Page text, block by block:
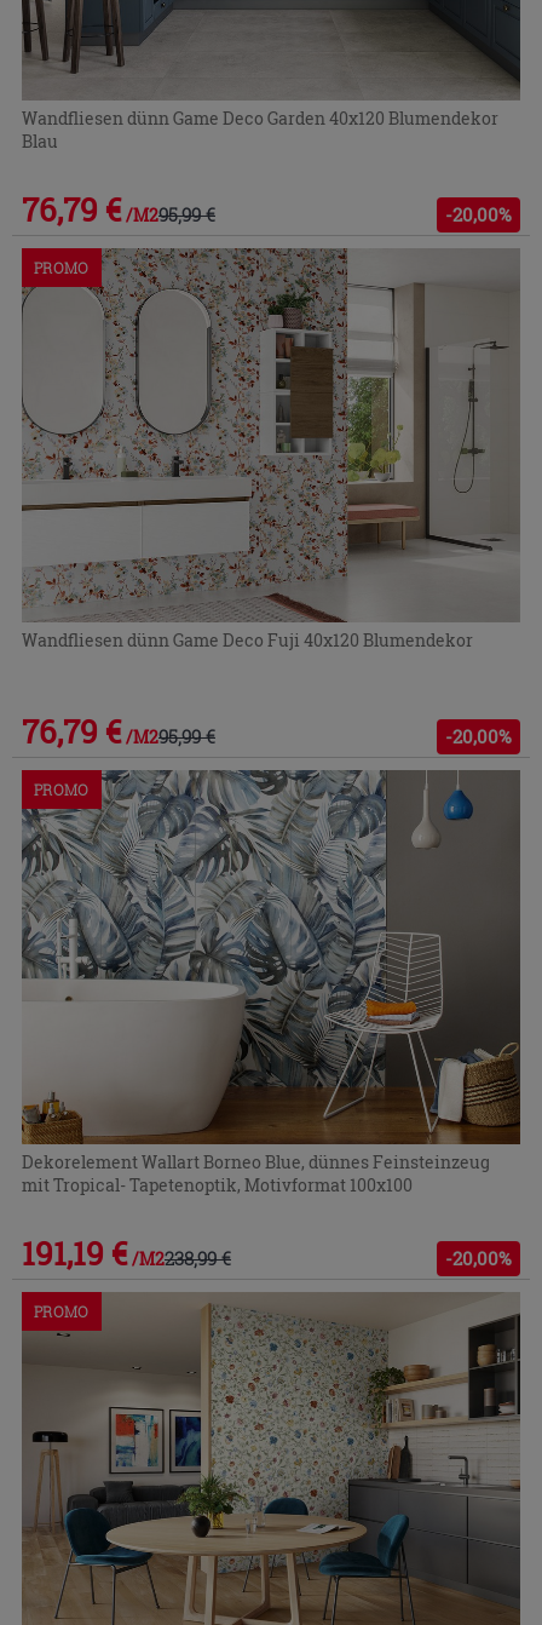
Wandfliesen dünn Game Deco Garden 40x120 Blumendekor
Blau
76,79 € /M295,99 € -20,00%
PROMO
Wandfliesen dünn Game Deco Fuji 40x120 Blumendekor
76,79 € /M295,99 € -20,00%
PROMO
Dekorelement Wallart Borneo Blue, dünnes Feinsteinzeug
mit Tropical- Tapetenoptik, Motivformat 100x100
191,19 € /M2238,99 € -20,00%
PROMO